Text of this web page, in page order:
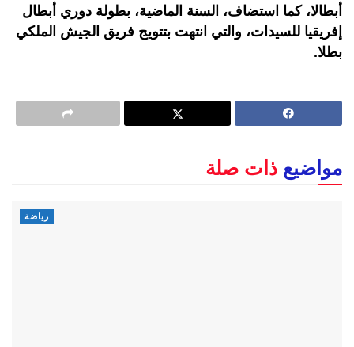
أبطالا، كما استضاف، السنة الماضية، بطولة دوري أبطال
إفريقيا للسيدات، والتي انتهت بتتويج فريق الجيش الملكي
بطلا.
مواضيع ذات صلة
رياضة